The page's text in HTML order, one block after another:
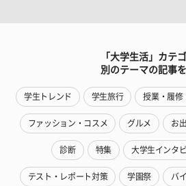
「大学生活」カテ
別のテーマの記事
学生トレンド 学生旅行 授業・履修
ファッション・コスメ グルメ お
診断 特集 大学生インタ
テスト・レポート対策 学園祭 バ